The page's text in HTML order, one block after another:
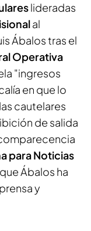
lideradas
al
Ábalos tras el
Operativa
"ingresos
en que lo
cautelares
de salida
para Noticias
Ábalos ha
y